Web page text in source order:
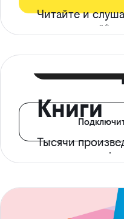
Читайте и
ограничений*
Книги
Тысячи
с доступом